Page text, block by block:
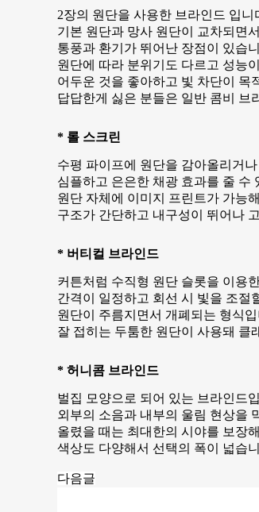
2장의 원단을 사용한 브라인드 입니
기본 원단과 망사 원단이 교차되면
통풍과 환기가 뛰어난 장점이 있습
원단에 따라 분위기도 다르고 성능
어두운 것을 좋아하고 빛 차단이 목
답답한게 싫은 분들은 일반 콤비 브
* 롤 스크린
수평 파이프에 원단을 감아올리거
심플하고 은은한 채광 효과를 줄 수
원단 자체에 이미지 프린트가 가능
구조가 간단하고 내구성이 뛰어나
* 버티컬 브라인드
커튼처럼 수직형 원단 슬롯을 이용
간격이 일정하고 회선 시 빛을 조절
원단이 주름지면서 개폐되는 형식
잘 접히는 두툼한 원단이 사용돼 클
* 허니콤 브라인드
벌집 모양으로 되어 있는 브라인드
외부의 소음과 내부의 울림 현상을
올렸을 때는 최대한의 시야를 보장
색상도 다양해서 선택의 폭이 넓습
다음글